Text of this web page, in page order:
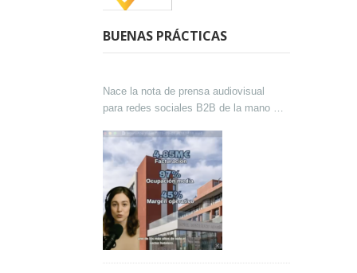
BUENAS PRÁCTICAS
Nace la nota de prensa audiovisual
para redes sociales B2B de la mano de